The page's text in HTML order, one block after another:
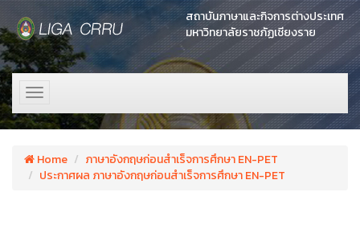
สถาบันภาษาและกิจการต่างประเทศ
มหาวิทยาลัยราชภัฏเชียงราย
Toggle
navigation
Home
ภาษาอังกฤษก่อนสำเร็จการศึกษา EN-PET
ประกาศผล ภาษาอังกฤษก่อนสำเร็จการศึกษา EN-PET